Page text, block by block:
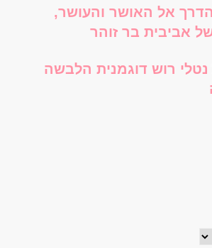
הדרך אל האושר והעושר,
אביבית בר זוהר
נטלי רוש דוגמנית הלבשה